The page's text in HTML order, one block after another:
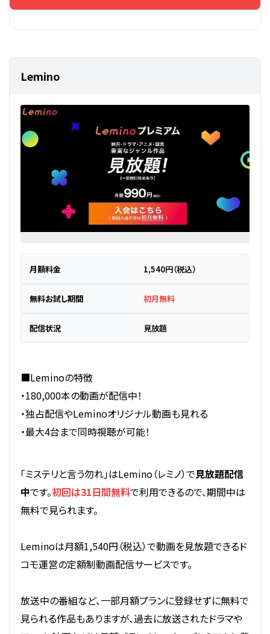
Lemino
月額料金 1,540円（税込）
無料お試し期間 初月無料
配信状況 見放題
■Leminoの特徴
・180,000本の動画が配信中！
・独占配信やLeminoオリジナル動画も見れる
・最大4台まで同時視聴が可能！
「ミステリと言う勿れ」はLemino（レミノ）で見放題配信
中です。初回は31日間無料で利用できるので、期間中は
無料で見られます。
Leminoは月額1,540円（税込）で動画を見放題できるド
コモ運営の定額制動画配信サービスです。
放送中の番組など、一部月額プランに登録せずに無料で
見られる作品もありますが、過去に放送されたドラマや